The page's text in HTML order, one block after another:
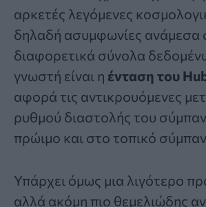
αρκετές λεγόμενες
δηλαδή ασυμφωνίες ανάμεσα
διαφορετικά σύνολα
γνωστή είναι η ένταση του
αφορά τις αντικρουόμενες
ρυθμού διαστολής του
πρώιμο και στο τοπικό
Υπάρχει όμως μια λιγότερο
αλλά ακόμη πιο θεμελιώδης